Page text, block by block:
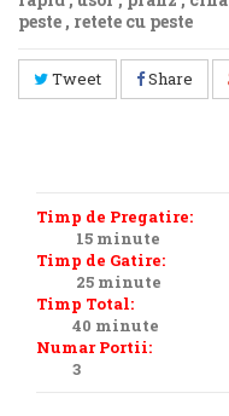
peste , retete cu peste
Tweet Share
Timp de Pregatire:
15 minute
Timp de Gatire:
25 minute
Timp Total:
40 minute
Numar Portii:
3